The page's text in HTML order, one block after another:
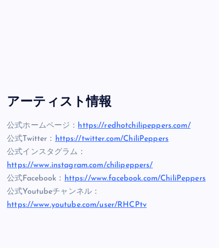
アーティスト情報
公式ホームページ： https://redhotchilipeppers.com/
公式Twitter：
https://twitter.com/ChiliPeppers
公式インスタグラム：
https://www.instagram.com/chilipeppers/
公式Facebook：
https://www.facebook.com/ChiliPeppers
公式Youtubeチャンネル：
https://www.youtube.com/user/RHCPtv